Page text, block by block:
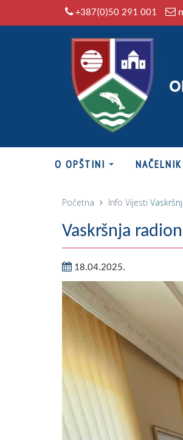
+387(0)50 291 001
O OPŠTINI NAČELNIK
Početna Info Vijesti
Vaskršnja
18.04.2025.